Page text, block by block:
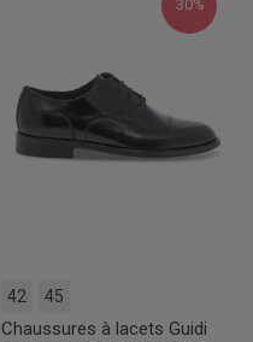
30%
42 45
Chaussures à lacets Guidi